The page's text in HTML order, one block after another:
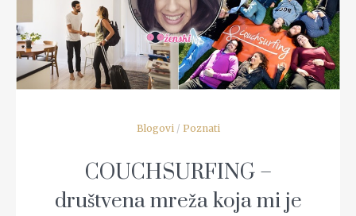
Blogovi/ Poznati
COUCHSURFING –
društvena mreža koja mi je